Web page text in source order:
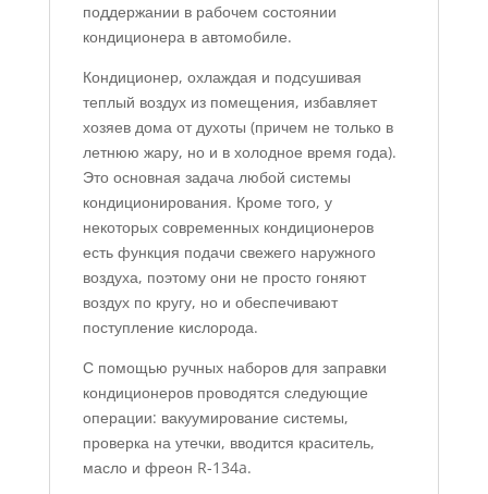
поддержании в рабочем состоянии
кондиционера в автомобиле.
Кондиционер, охлаждая и подсушивая
теплый воздух из помещения, избавляет
хозяев дома от духоты (причем не только в
летнюю жару, но и в холодное время года).
Это основная задача любой системы
кондиционирования. Кроме того, у
некоторых современных кондиционеров
есть функция подачи свежего наружного
воздуха, поэтому они не просто гоняют
воздух по кругу, но и обеспечивают
поступление кислорода.
С помощью ручных наборов для заправки
кондиционеров проводятся следующие
операции: вакуумирование системы,
проверка на утечки, вводится краситель,
масло и фреон R-134a.